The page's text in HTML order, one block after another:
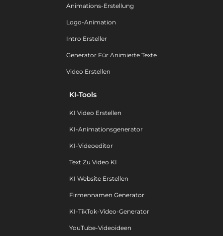
Animations-Erstellung
Logo-Animation
Intro Ersteller
Generator Für Animierte Texte
Video Erstellen
KI-Tools
KI Video Erstellen
KI-Animationsgenerator
KI-Videoeditor
Text Zu Video KI
KI Website Erstellen
Firmennamen Generator
KI-TikTok-Video-Generator
YouTube-Videoideen